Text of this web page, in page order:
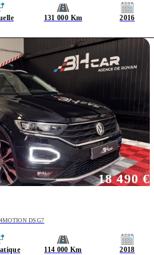
131 000 Km 2016
DSG7
114 000 Km 2018
18 490 €